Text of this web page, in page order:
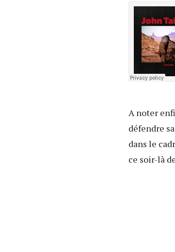
A noter
défendre
dans le
ce soir-là